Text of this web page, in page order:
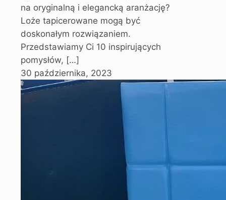
na oryginalną i elegancką aranżację?
Loże tapicerowane mogą być
doskonałym rozwiązaniem.
Przedstawiamy Ci 10 inspirujących
pomysłów, […]
30 października, 2023